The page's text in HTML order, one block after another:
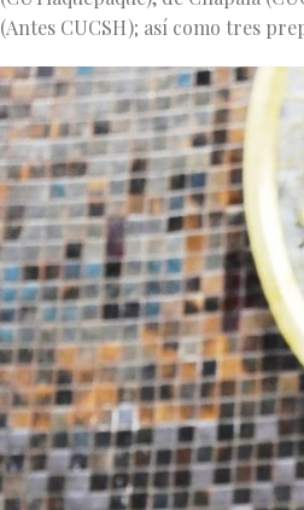
(Antes CUCSH); así como tres